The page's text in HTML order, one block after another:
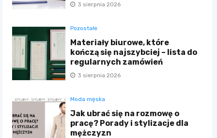
3 sierpnia 2026
Pozostałe
Materiały biurowe, które
kończą się najszybciej – lista do
regularnych zamówień
3 sierpnia 2026
Moda męska
Jak ubrać się na rozmowę o
pracę? Porady i stylizacje dla
mężczyzn